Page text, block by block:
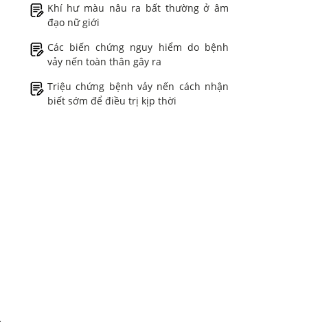
Khí hư màu nâu ra bất thường ở âm
đạo nữ giới
Các biến chứng nguy hiểm do bệnh
vảy nến toàn thân gây ra
Triệu chứng bệnh vảy nến cách nhận
biết sớm để điều trị kịp thời